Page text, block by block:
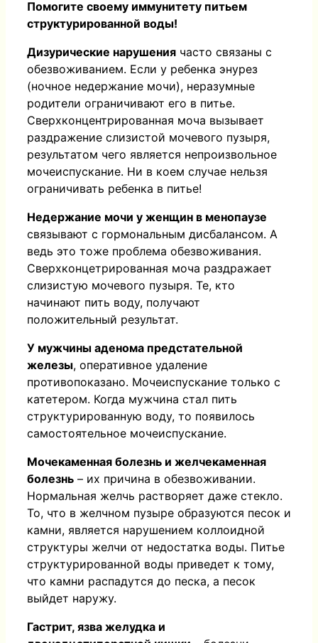
Помогите своему иммунитету питьем
структурированной воды!
Дизурические нарушения часто связаны с
обезвоживанием. Если у ребенка энурез
(ночное недержание мочи), неразумные
родители ограничивают его в питье.
Сверхконцентрированная моча вызывает
раздражение слизистой мочевого пузыря,
результатом чего является непроизвольное
мочеиспускание. Ни в коем случае нельзя
ограничивать ребенка в питье!
Недержание мочи у женщин в менопаузе
связывают с гормональным дисбалансом. А
ведь это тоже проблема обезвоживания.
Сверхконцетрированная моча раздражает
слизистую мочевого пузыря. Те, кто
начинают пить воду, получают
положительный результат.
У мужчины аденома предстательной
железы, оперативное удаление
противопоказано. Мочеиспускание только с
катетером. Когда мужчина стал пить
структурированную воду, то появилось
самостоятельное мочеиспускание.
Мочекаменная болезнь и желчекаменная
болезнь – их причина в обезвоживании.
Нормальная желчь растворяет даже стекло.
То, что в желчном пузыре образуются песок и
камни, является нарушением коллоидной
структуры желчи от недостатка воды. Питье
структурированной воды приведет к тому,
что камни распадутся до песка, а песок
выйдет наружу.
Гастрит, язва желудка и